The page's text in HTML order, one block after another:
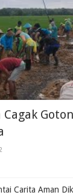
Carita Aman